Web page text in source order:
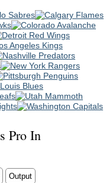
Pro In
Output